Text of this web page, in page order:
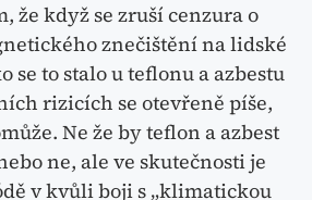
že když se zruší cenzura o
znečištění na lidské
se to stalo u teflonu a azbestu
rizicích se otevřeně píše,
Ne že by teflon a azbest
ne, ale ve skutečnosti je
v kvůli boji s „klimatickou